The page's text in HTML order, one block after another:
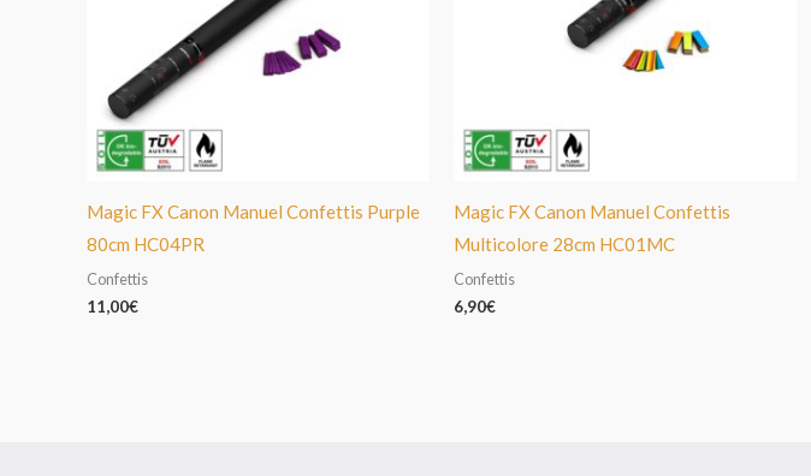
Magic FX Canon Manuel Confettis Purple
80cm HC04PR
Confettis
11,00€
Magic FX Canon Manuel Confettis
Multicolore 28cm HC01MC
Confettis
6,90€